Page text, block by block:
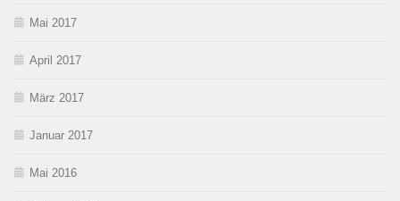
Mai 2017
April 2017
März 2017
Januar 2017
Mai 2016